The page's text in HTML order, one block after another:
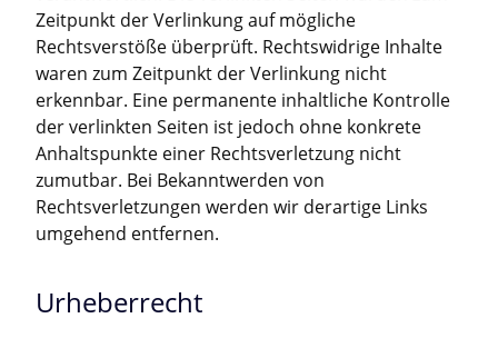
Zeitpunkt der Verlinkung auf mögliche
Rechtsverstöße überprüft. Rechtswidrige Inhalte
waren zum Zeitpunkt der Verlinkung nicht
erkennbar. Eine permanente inhaltliche Kontrolle
der verlinkten Seiten ist jedoch ohne konkrete
Anhaltspunkte einer Rechtsverletzung nicht
zumutbar. Bei Bekanntwerden von
Rechtsverletzungen werden wir derartige Links
umgehend entfernen.
Urheberrecht